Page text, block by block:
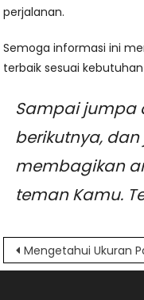
perjalanan.
Semoga informasi ini
terbaik sesuai
Sampai jumpa
berikutnya,
membagikan
teman Kamu.
Navigasi
pos
Mengetahui Ukuran